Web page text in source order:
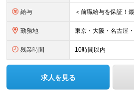
給与
勤務地
残業時間 10時間以内
求人を見る